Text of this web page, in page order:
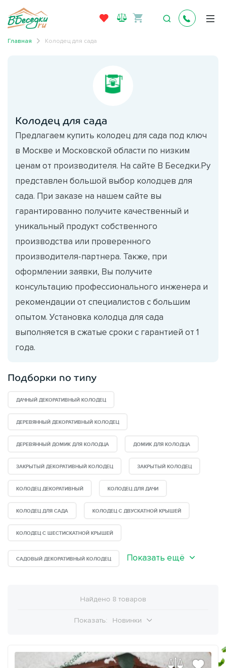
Главная Колодец для сада
Колодец для сада
Предлагаем купить колодец для сада под ключ
в Москве и Московской области по низким
ценам от производителя. На сайте В Беседки.Ру
представлен большой выбор колодцев для
сада. При заказе на нашем сайте вы
гарантированно получите качественный и
уникальный продукт собственного
производства или проверенного
производителя-партнера. Также, при
оформлении заявки, Вы получите
консультацию профессионального инженера и
рекомендации от специалистов с большим
опытом. Установка колодца для сада
выполняется в сжатые сроки с гарантией от 1
года.
Подборки по типу
ДАЧНЫЙ ДЕКОРАТИВНЫЙ КОЛОДЕЦ
ДЕРЕВЯННЫЙ ДЕКОРАТИВНЫЙ КОЛОДЕЦ
ДЕРЕВЯННЫЙ ДОМИК ДЛЯ КОЛОДЦА ДОМИК ДЛЯ КОЛОДЦА
ЗАКРЫТЫЙ ДЕКОРАТИВНЫЙ КОЛОДЕЦ ЗАКРЫТЫЙ КОЛОДЕЦ
КОЛОДЕЦ ДЕКОРАТИВНЫЙ КОЛОДЕЦ ДЛЯ ДАЧИ
КОЛОДЕЦ ДЛЯ САДА КОЛОДЕЦ С ДВУСКАТНОЙ КРЫШЕЙ
КОЛОДЕЦ С ШЕСТИСКАТНОЙ КРЫШЕЙ
САДОВЫЙ ДЕКОРАТИВНЫЙ КОЛОДЕЦ Показать ещё
Найдено 8 товаров
Показать: Новинки